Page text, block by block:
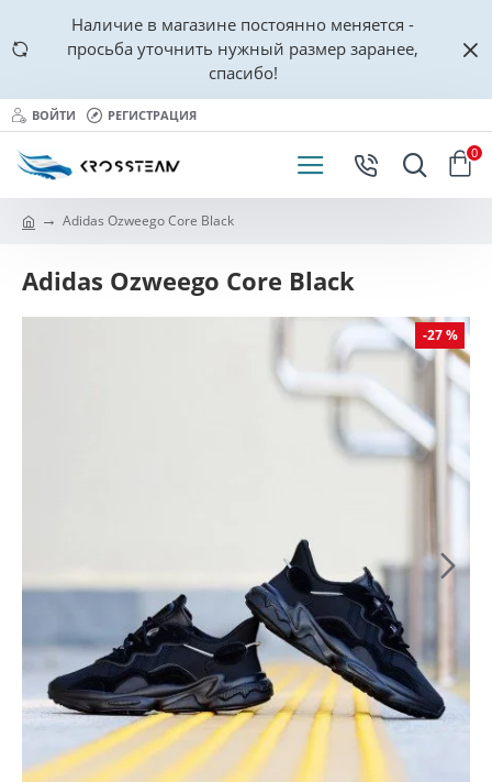
Наличие в магазине постоянно меняется -
просьба уточнить нужный размер заранее,
спасибо!
ВОЙТИ РЕГИСТРАЦИЯ
0
Adidas Ozweego Core Black
Adidas Ozweego Core Black
-27 %